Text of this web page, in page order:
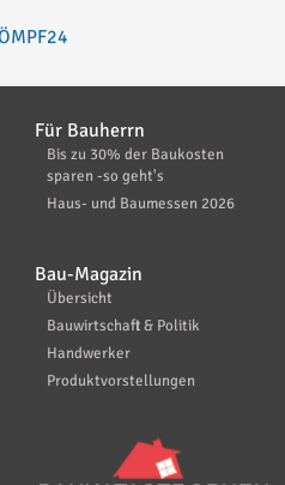
Für Bauherrn
Bis zu 30% der Baukosten
sparen -so geht's
Haus- und Baumessen 2026
Bau-Magazin
Übersicht
Bauwirtschaft & Politik
Handwerker
Produktvorstellungen